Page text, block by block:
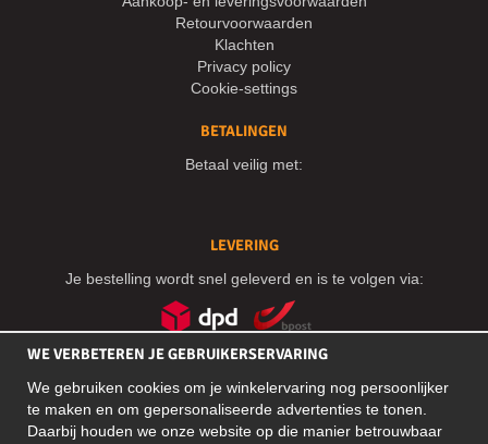
Retourvoorwaarden
Klachten
Privacy policy
Cookie-settings
BETALINGEN
Betaal veilig met:
LEVERING
Je bestelling wordt snel geleverd en is te volgen via:
WE VERBETEREN JE GEBRUIKERSERVARING
We gebruiken cookies om je winkelervaring nog persoonlijker
te maken en om gepersonaliseerde advertenties te tonen.
Daarbij houden we onze website op die manier betrouwbaar